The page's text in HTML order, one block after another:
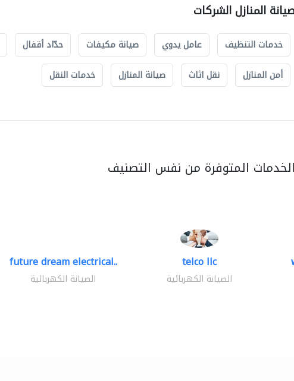
المنازل الشركات
خدمات التنظيف عامل يدوي صيانة مكيفات حدّاد أقفال
أمن المنازل
نقل اثاث صيانة المنازل خدمات النقل
الخدمات المتوفرة من نفس التصنيف
future dream electrical..
الصيانة الكهربائية
telco llc
الصيانة الكهربائية